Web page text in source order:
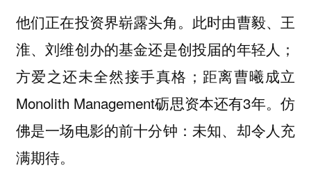
他们正在投资界崭露头角。此时由曹毅、王
淮、刘维创办的基金还是创投届的年轻人；
方爱之还未全然接手真格；距离曹曦成立
Monolith Management砺思资本还有3年。仿
佛是一场电影的前十分钟：未知、却令人充
满期待。